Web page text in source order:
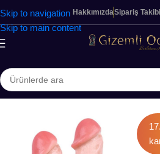
Skip to navigation
Skip to main content
HakkımızdaSipariş Takibi
Sayfa KADINLARA ÖZEL ÜRÜNLER